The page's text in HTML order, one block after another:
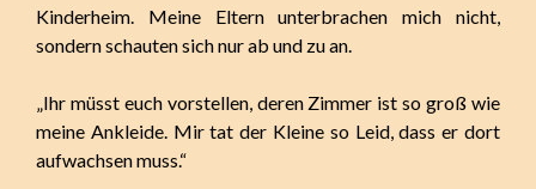
Kinderheim. Meine Eltern unterbrachen mich nicht,
sondern schauten sich nur ab und zu an.
„Ihr müsst euch vorstellen, deren Zimmer ist so groß wie
meine Ankleide. Mir tat der Kleine so Leid, dass er dort
aufwachsen muss.“